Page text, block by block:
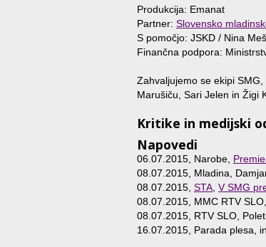
Produkcija: Emanat
Partner: Slovensko
S pomočjo: JSKD / Nina
Finančna podpora:
Zahvaljujemo se ekipi
Marušiču, Sari Jelen in Žigi
Kritike in medijski
Napovedi
06.07.2015, Narobe,
08.07.2015, Mladina,
08.07.2015, STA V SMG
08.07.2015, MMC RTV
08.07.2015, RTV SLO,
16.07.2015, Parada plesa,